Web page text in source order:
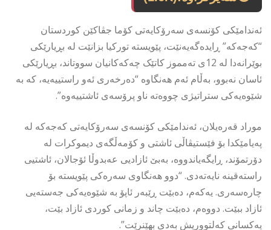
ئەندامێكی كۆنسەی سەرۆكایەتی كۆما جڤاكێن كوردستان
“كەجەكە” ڕایدەگەیەنێت، پێویستە تورکیا بزانێت لە بڕیارێکی
بوێرانەدا لە 12ی تەمموز کاتێک چەکەکانیان سووتاند، بڕیارێکی
ئاسان نەبوو، بەڵام ئەم هەنگاوە “دەرخەری ئەو راستییەیە، کە بە
شێوەیەکی ستراتیژی چووەتە ناو پرۆسەی ئاشتییەوە”.
موراد قەرەیلان، ئەندامێكی كۆنسەی سەرۆكایەتی كەجەكە لە
پەیامێکدا بۆ فێستیڤاڵی ئاشتی و کۆمەڵگەی دیموکرات لە
دۆرتمۆند، ڕایگەیاندووە، بەبێ ئازادیی عەبدوڵا ئۆجالان، ئاشتیی
راستەقینە نایەتەدی. “دوو هەنگاوی سەرەکی پێویستە بۆ
چارەسەری. یەکەم، دەبێت ڕێبەر ئاپۆ بە شێوەیەکی جەستەیی
ئازاد ببێت. دووەم، دەبێت چاند و زمانی کوردی ئازاد بێت،
یەکسانی کەلتووریش بەدی بهێنرێت”.